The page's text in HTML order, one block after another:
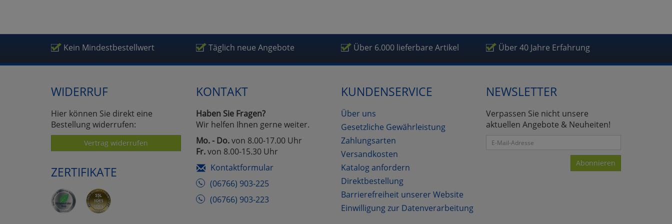
Kein Mindestbestellwert Täglich neue Angebote Über 6.000 lieferbare Artikel Über 40 Jahre Erfahrung
WIDERRUF
Hier können Sie direkt eine
Bestellung widerrufen:
Vertrag widerrufen
ZERTIFIKATE
KONTAKT
Haben Sie Fragen?
Wir helfen Ihnen gerne weiter.
Mo. - Do.von 8.00-17.00 Uhr
Fr.von 8.00-15.30 Uhr
Kontaktformular
(06766) 903-225
(06766) 903-223
KUNDENSERVICE
Über uns
Gesetzliche Gewährleistung
Zahlungsarten
Versandkosten
Katalog anfordern
Direktbestellung
Barrierefreiheit unserer Website
Einwilligung zur Datenverarbeitung
NEWSLETTER
Verpassen Sie nicht unsere
aktuellen Angebote & Neuheiten!
Abonnieren